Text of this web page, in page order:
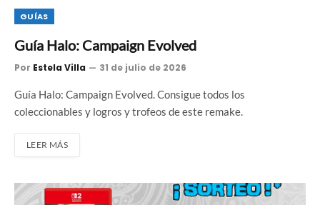
GUÍAS
Guía Halo: Campaign Evolved
Por Estela Villa 31 de julio de 2026
Guía Halo: Campaign Evolved. Consigue todos los
coleccionables y logros y trofeos de este remake.
LEER MÁS